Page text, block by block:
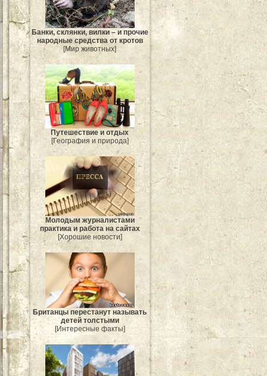
Банки, склянки, вилки – и прочие
народные средства от кротов
[Мир животных]
Путешествие и отдых
[География и природа]
Молодым журналистами
практика и работа на сайтах
[Хорошие новости]
Британцы перестанут называть
детей толстыми
[Интересные факты]